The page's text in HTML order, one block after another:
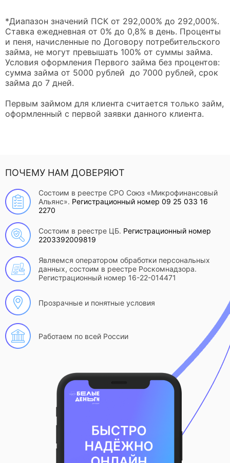
*Диапазон значений ПСК от 292,000% до 292,000%.
Ставка ежедневная от 0% до 0,8% в день. Проценты
и пеня, начисленные по Договору потребительского
займа, не могут превышать 100% от суммы займа.
Условия оформления Первого займа без процентов:
сумма займа от 5000 рублей до 7000 рублей, срок
займа до 7 дней.
Первым займом для клиента считается только займ,
оформленный с первой заявки данного клиента.
ПОЧЕМУ НАМ ДОВЕРЯЮТ
Состоим в реестре СРО Союз «Микрофинансовый
Альянс». Регистрационный номер 09 25 033 16
2270
Состоим в реестре ЦБ. Регистрационный номер
2203392009819
Являемся оператором обработки персональных
данных, состоим в реестре Роскомнадзора.
Регистрационный номер 16-22-014471
Прозрачные и понятные условия
Работаем по всей России